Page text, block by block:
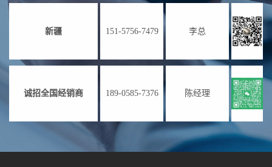
新疆 151-5756-7479 李总
诚招全国经销商 189-0585-7376 陈经理